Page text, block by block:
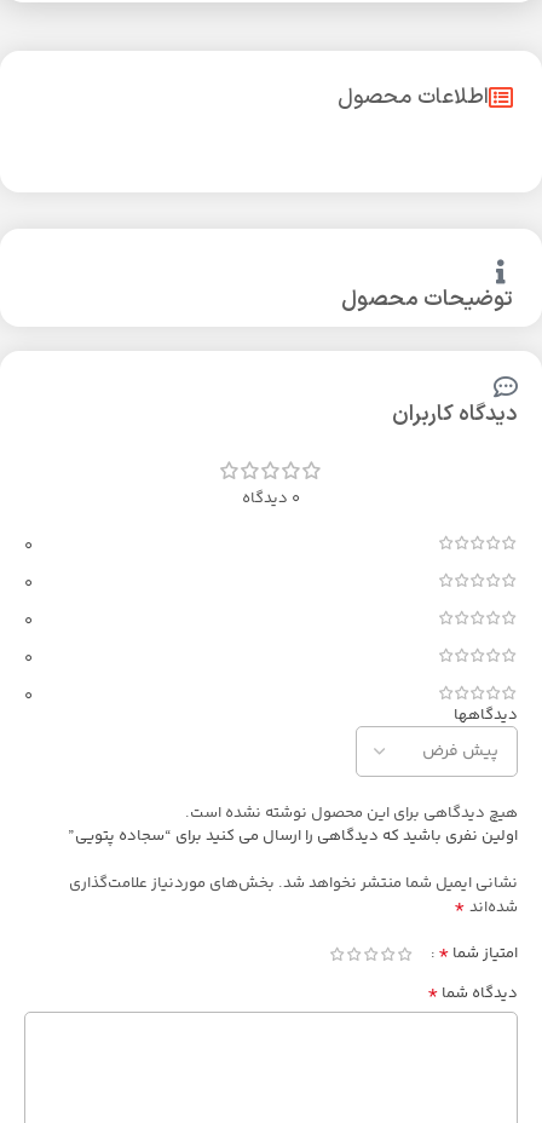
توضیحات محصول
اطلاعات محصول
دیدگاه کاربران
0 دیدگاه
0
0
0
0
0
دیدگاهها
هیچ دیدگاهی برای این محصول نوشته نشده است.
اولین نفری باشید که دیدگاهی را ارسال می کنید برای “سجاده پتویی”
نشانی ایمیل شما منتشر نخواهد شد. بخش‌های موردنیاز علامت‌گذاری
شده‌اند *
امتیاز شما *
دیدگاه شما *